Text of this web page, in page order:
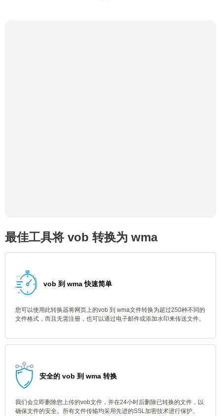
最佳工具将 vob 转换为 wma
vob 到 wma 快速简单
您可以使用此转换器将网页上的vob 到 wma文件转换为超过250种不同的
文件格式，而且无需注册，也可以通过电子邮件或添加水印来传送文件。
安全的 vob 到 wma 转换
我们会立即删除您上传的vob文件，并在24小时后删除已转换的文件，以
确保文件的安全。所有文件传输均采用先进的SSL加密技术进行保护。